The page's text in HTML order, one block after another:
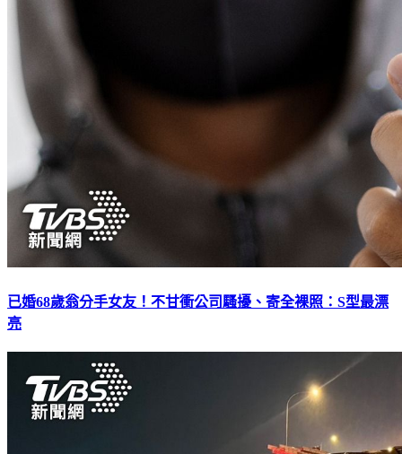
已婚68歲翁分手女友！不甘衝公司騷擾、寄全裸照：S型最漂
亮